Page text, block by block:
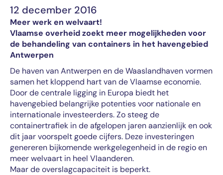
12 december 2016
Meer werk en welvaart!
Vlaamse overheid zoekt meer mogelijkheden voor
de behandeling van containers in het havengebied
Antwerpen
De haven van Antwerpen en de Waaslandhaven vormen
samen het kloppend hart van de Vlaamse economie.
Door de centrale ligging in Europa biedt het
havengebied belangrijke potenties voor nationale en
internationale investeerders. Zo steeg de
containertrafiek in de afgelopen jaren aanzienlijk en ook
dit jaar voorspelt goede cijfers. Deze investeringen
genereren bijkomende werkgelegenheid in de regio en
meer welvaart in heel Vlaanderen.
Maar de overslagcapaciteit is beperkt.